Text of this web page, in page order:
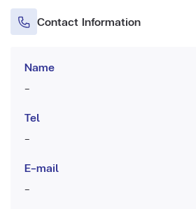
Contact Information
Name
-
Tel
-
E-mail
-